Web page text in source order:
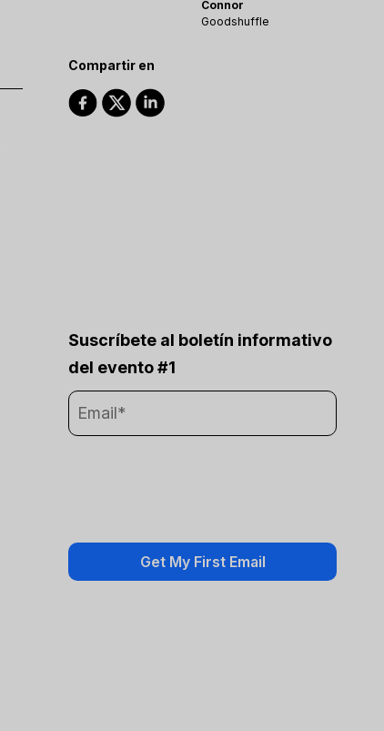
Connor
Goodshuffle
Compartir en
Suscríbete al boletín informativo
del evento #1